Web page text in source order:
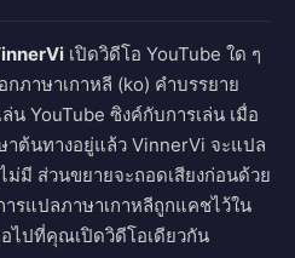
เปิดวิดีโอ YouTube ใด ๆ
ภาษาเกาหลี (ko) คำบรรยาย
น YouTube ซิงค์กับการเล่น เมื่อ
าต้นทางอยู่แล้ว VinnerVi จะแปล
ม่มี ส่วนขยายจะถอดเสียงก่อนด้วย
ารแปลภาษาเกาหลีถูกแคชไว้ใน
ไปที่คุณเปิดวิดีโอเดียวกัน